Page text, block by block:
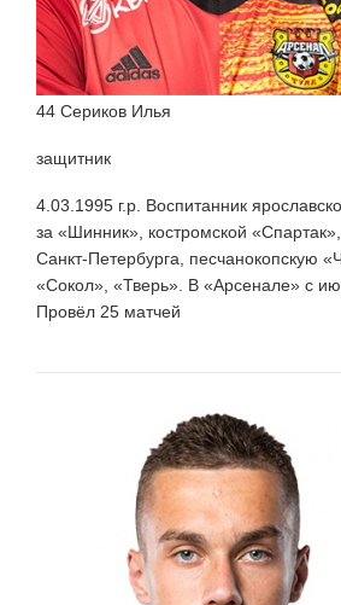
44 Сериков Илья
защитник
4.03.1995 г.р. Воспитанник
за «Шинник», костромской
Санкт-Петербурга, песчанокопскую
«Сокол», «Тверь». В «Арсенале» с
Провёл 25 матчей